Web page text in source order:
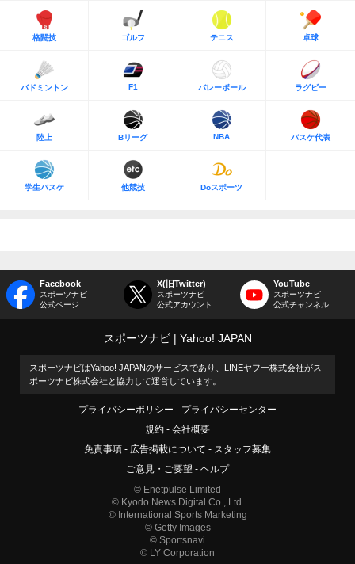
格闘技 ゴルフ テニス 卓球
バドミントン F1 バレーボール ラグビー
陸上 Bリーグ NBA バスケ代表
学生バスケ 他競技 Doスポーツ
Facebook
スポーツナビ
公式ページ
X(旧Twitter)
スポーツナビ
公式アカウント
YouTube
スポーツナビ
公式チャンネル
スポーツナビ Yahoo! JAPAN
スポーツナビはYahoo! JAPANのサービスであり、LINEヤフー株式会社がス
ポーツナビ株式会社と協力して運営しています。
プライバシーポリシー
プライバシーセンター
規約
会社概要
免責事項
広告掲載について
スタッフ募集
ご意見・ご要望
ヘルプ
© Enetpulse Limited
© Kyodo News Digital Co., Ltd.
© International Sports Marketing
© Getty Images
© Sportsnavi
© LY Corporation